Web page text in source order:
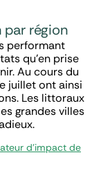
par région
performant
qu’en prise
Au cours du
juillet ont ainsi
Les littoraux
grandes villes
d’impact de